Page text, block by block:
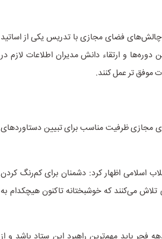
چالش‌های فضای مجازی با تدریس یکی از اساتید
دوره‌ها و ارتقاء دانش مدیران اطلاعات لازم در
موفق تر عمل کنند.
مجازی ظرفیت مناسب برای تبیین دستاوردهای
اسلامی اظهار کرد: دشمنان برای کم‌رنگ کردن
تلاش می‌کنند که خوشبختانه تاکنون هیچکدام به